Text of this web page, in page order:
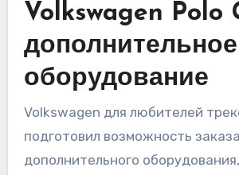
Volkswagen Polo
дополнительное
оборудование
Volkswagen для любителей
подготовил возможность заказа
дополнительного